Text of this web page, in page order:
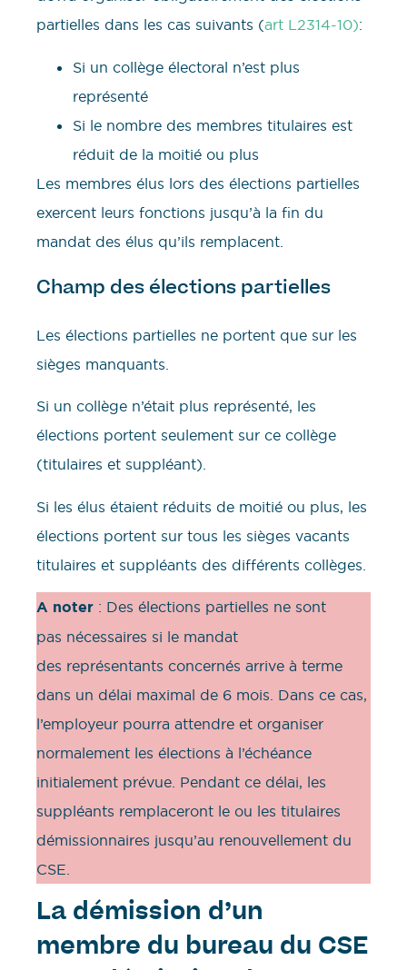
partielles dans les cas suivants (art L2314-10):
Si un collège électoral n’est plus
représenté
Si le nombre des membres titulaires est
réduit de la moitié ou plus
Les membres élus lors des élections partielles
exercent leurs fonctions jusqu’à la fin du
mandat des élus qu’ils remplacent.
Champ des élections partielles
Les élections partielles ne portent que sur les
sièges manquants.
Si un collège n’était plus représenté, les
élections portent seulement sur ce collège
(titulaires et suppléant).
Si les élus étaient réduits de moitié ou plus, les
élections portent sur tous les sièges vacants
titulaires et suppléants des différents collèges.
A noter : Des élections partielles ne sont
pas nécessaires si le mandat
des représentants concernés arrive à terme
dans un délai maximal de 6 mois. Dans ce cas,
l’employeur pourra attendre et organiser
normalement les élections à l’échéance
initialement prévue. Pendant ce délai, les
suppléants remplaceront le ou les titulaires
démissionnaires jusqu’au renouvellement du
CSE.
La démission d’un
membre du bureau du CSE